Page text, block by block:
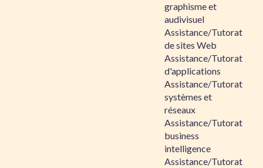
graphisme et
audivisuel
Assistance/Tutorat
de sites Web
Assistance/Tutorat
d'applications
Assistance/Tutorat
systèmes et
réseaux
Assistance/Tutorat
business
intelligence
Assistance/Tutorat